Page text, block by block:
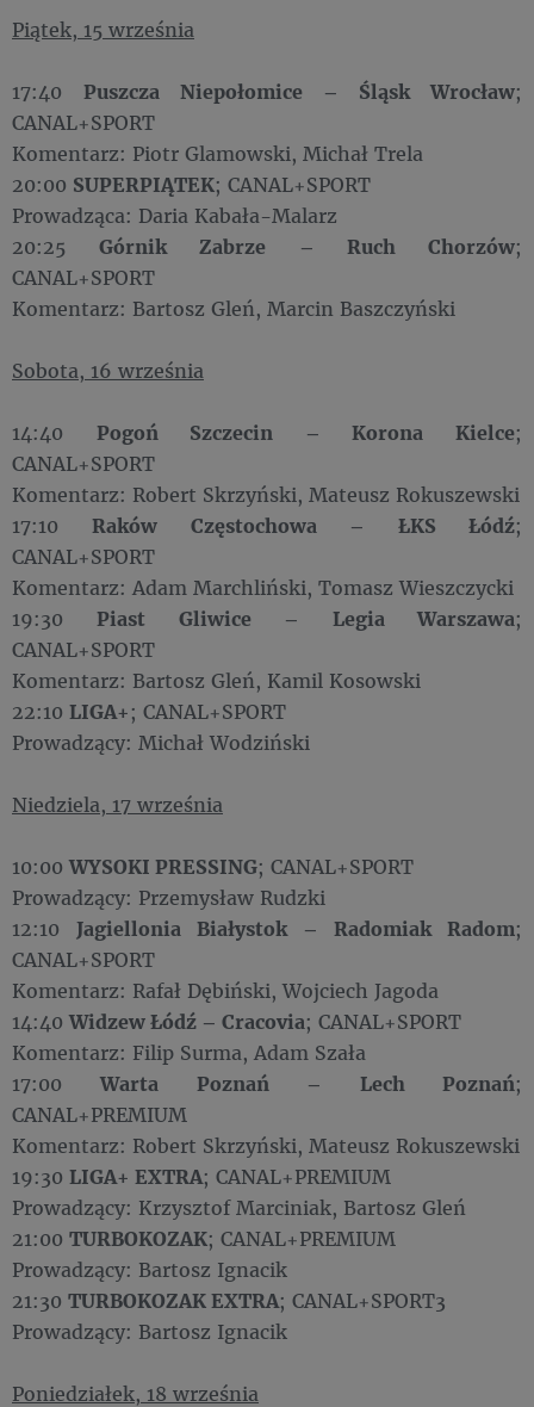
Piątek, 15 września
17:40 Puszcza Niepołomice – Śląsk Wrocław;
CANAL+SPORT
Komentarz: Piotr Glamowski, Michał Trela
20:00 SUPERPIĄTEK; CANAL+SPORT
Prowadząca: Daria Kabała-Malarz
20:25Górnik Zabrze – Ruch Chorzów;
CANAL+SPORT
Komentarz: Bartosz Gleń, Marcin Baszczyński
Sobota, 16 września
14:40 Pogoń Szczecin – Korona Kielce;
CANAL+SPORT
Komentarz: Robert Skrzyński, Mateusz Rokuszewski
17:10Raków Częstochowa – ŁKS Łódź;
CANAL+SPORT
Komentarz: Adam Marchliński, Tomasz Wieszczycki
19:30Piast Gliwice – Legia Warszawa;
CANAL+SPORT
Komentarz: Bartosz Gleń, Kamil Kosowski
22:10 LIGA+; CANAL+SPORT
Prowadzący: Michał Wodziński
Niedziela, 17 września
10:00WYSOKI PRESSING; CANAL+SPORT
Prowadzący: Przemysław Rudzki
12:10 Jagiellonia Białystok – Radomiak Radom;
CANAL+SPORT
Komentarz: Rafał Dębiński, Wojciech Jagoda
14:40Widzew Łódź – Cracovia; CANAL+SPORT
Komentarz: Filip Surma, Adam Szała
17:00Warta Poznań – Lech Poznań;
CANAL+PREMIUM
Komentarz: Robert Skrzyński, Mateusz Rokuszewski
19:30 LIGA+ EXTRA; CANAL+PREMIUM
Prowadzący: Krzysztof Marciniak, Bartosz Gleń
21:00 TURBOKOZAK; CANAL+PREMIUM
Prowadzący: Bartosz Ignacik
21:30 TURBOKOZAK EXTRA; CANAL+SPORT3
Prowadzący: Bartosz Ignacik
Poniedziałek, 18 września